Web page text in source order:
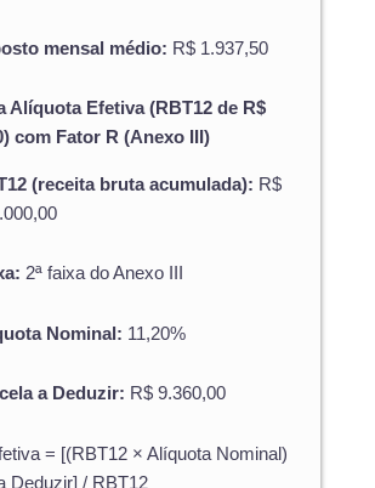
mensal médio: R$ 1.937,50
Alíquota Efetiva (RBT12 de R$
com Fator R (Anexo III)
(receita bruta acumulada): R$
2ª faixa do Anexo III
Nominal: 11,20%
a Deduzir: R$ 9.360,00
= [(RBT12 × Alíquota Nominal)
Deduzir] / RBT12